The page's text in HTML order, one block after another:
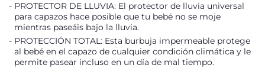
PROTECTOR DE LLUVIA: El protector de lluvia universal
para capazos hace posible que tu bebé no se moje
mientras paseáis bajo la lluvia.
PROTECCIÓN TOTAL: Esta burbuja impermeable protege
al bebé en el capazo de cualquier condición climática y le
permite pasear incluso en un día de mal tiempo.